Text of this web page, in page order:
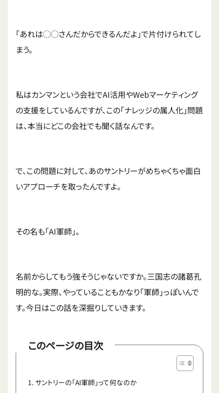
「あれは◯◯さんだからできるんだよ」で片付けられてし
まう。
私はカンマンという会社でAI活用やWebマーケティング
の支援をしているんですが、この「ナレッジの属人化」問題
は、本当にどこの会社でも聞く話なんです。
で、この問題に対して、あのサントリーがめちゃくちゃ面白
いアプローチを取ったんですよ。
その名も「AI軍師」。
名前からしてもう強そうじゃないですか。三国志の諸葛孔
明的な。実際、やっていることもかなり「軍師」っぽいんで
す。今日はこの話を深掘りしていきます。
このページの目次
サントリーの「AI軍師」って何なのか